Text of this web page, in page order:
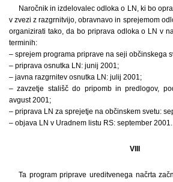
Naročnik in izdelovalec odloka o LN, ki bo
v zvezi z razgrnitvijo, obravnavo in sprejemom
organizirati tako, da bo priprava odloka o LN v
terminih:
– sprejem programa priprave na seji občinskega
– priprava osnutka LN: junij 2001;
– javna razgrnitev osnutka LN: julij 2001;
– zavzetje stališč do pripomb in predlogov,
avgust 2001;
– priprava LN za sprejetje na občinskem svetu:
– objava LN v Uradnem listu RS: september 2001.
VIII
Ta program priprave ureditvenega načrta